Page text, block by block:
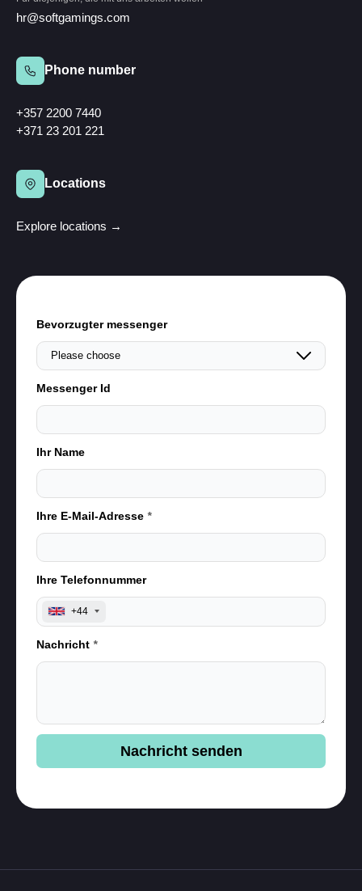
hr@softgamings.com
Phone number
+357 2200 7440
+371 23 201 221
Locations
Explore locations →
Bevorzugter messenger
Messenger Id
Ihr Name
Ihre E-Mail-Adresse *
Ihre Telefonnummer
+44
Nachricht *
Nachricht senden